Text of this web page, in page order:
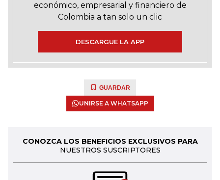
económico, empresarial y financiero de
Colombia a tan solo un clic
DESCARGUE LA APP
GUARDAR
UNIRSE A WHATSAPP
CONOZCA LOS BENEFICIOS EXCLUSIVOS PARA
NUESTROS SUSCRIPTORES